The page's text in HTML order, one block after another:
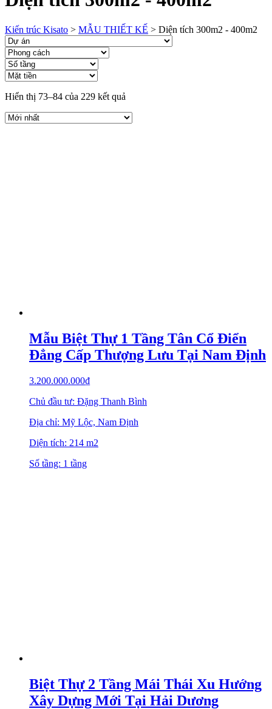
Kiến trúc Kisato > MẪU THIẾT KẾ > Diện tích 300m2 - 400m2
Hiển thị 73–84 của 229 kết quả
Mẫu Biệt Thự 1 Tầng Tân Cổ Điển
Đẳng Cấp Thượng Lưu Tại Nam Định
3.200.000.000₫
Chủ đầu tư: Đặng Thanh Bình
Địa chỉ: Mỹ Lộc, Nam Định
Diện tích: 214 m2
Số tầng: 1 tầng
Biệt Thự 2 Tầng Mái Thái Xu Hướng
Xây Dựng Mới Tại Hải Dương